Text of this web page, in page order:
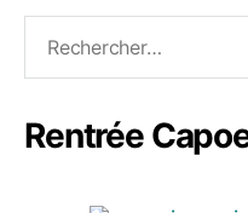
Rentrée